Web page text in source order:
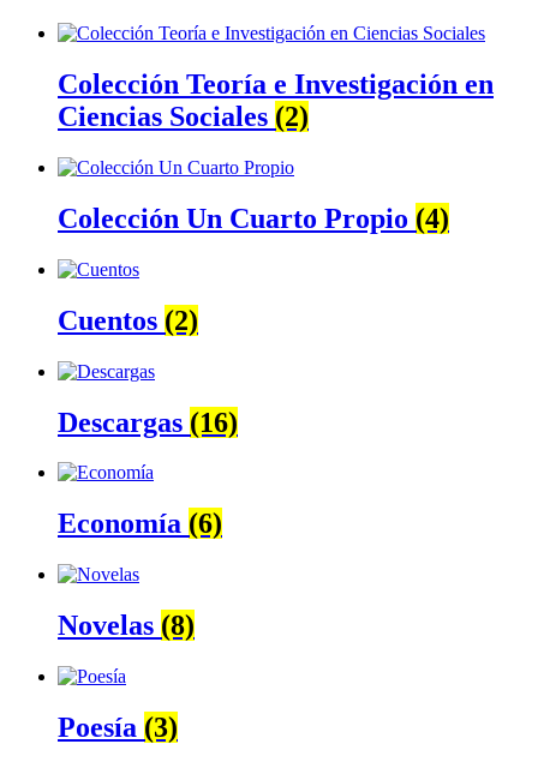
Colección Teoría e Investigación en
Ciencias Sociales (2)
Colección Un Cuarto Propio (4)
Cuentos (2)
Descargas (16)
Economía (6)
Novelas (8)
Poesía (3)